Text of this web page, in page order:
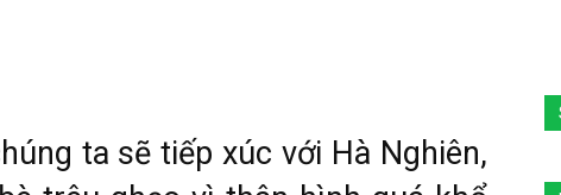
ta sẽ tiếp xúc với Hà Nghiên,